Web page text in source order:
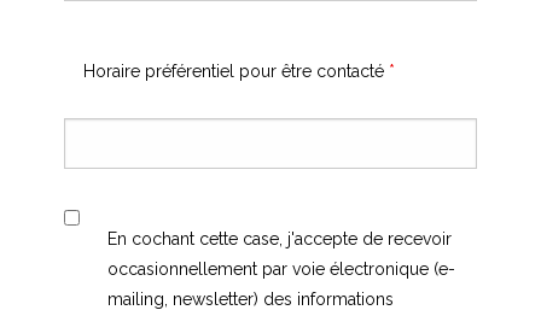
Horaire préférentiel pour être contacté *
En cochant cette case, j'accepte de recevoir
occasionnellement par voie électronique (e-
mailing, newsletter) des informations